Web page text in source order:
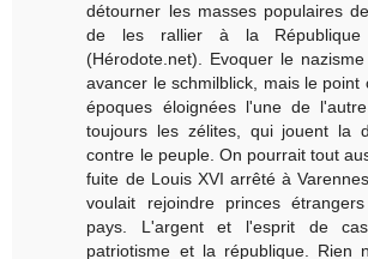
détourner les masses populaires
de les rallier à la
(Hérodote.net). Evoquer le
avancer le schmilblick, mais le point
époques éloignées l'une de
toujours les zélites, qui jouent la
contre le peuple. On pourrait tout
fuite de Louis XVI arrêté à
voulait rejoindre princes
pays. L'argent et l'esprit de
patriotisme et la république. Rien